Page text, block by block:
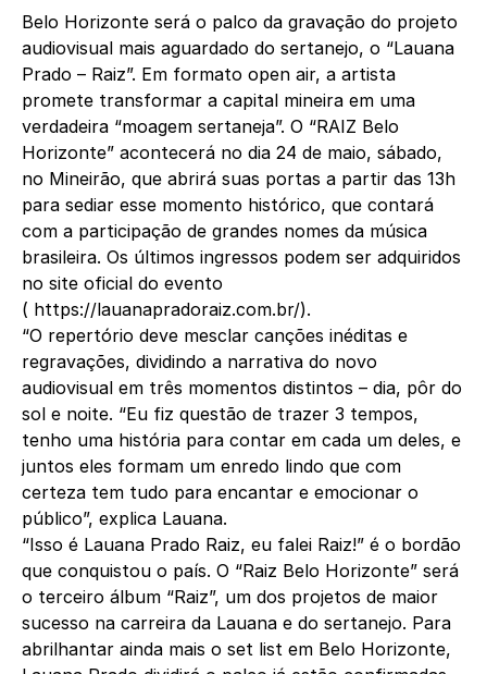
Belo Horizonte será o palco da gravação do projeto
audiovisual mais aguardado do sertanejo, o “Lauana
Prado – Raiz”. Em formato open air, a artista
promete transformar a capital mineira em uma
verdadeira “moagem sertaneja”. O “RAIZ Belo
Horizonte” acontecerá no dia 24 de maio, sábado,
no Mineirão, que abrirá suas portas a partir das 13h
para sediar esse momento histórico, que contará
com a participação de grandes nomes da música
brasileira. Os últimos ingressos podem ser adquiridos
no site oficial do evento
( https://lauanapradoraiz.com.br/).
“O repertório deve mesclar canções inéditas e
regravações, dividindo a narrativa do novo
audiovisual em três momentos distintos – dia, pôr do
sol e noite. “Eu fiz questão de trazer 3 tempos,
tenho uma história para contar em cada um deles, e
juntos eles formam um enredo lindo que com
certeza tem tudo para encantar e emocionar o
público”, explica Lauana.
“Isso é Lauana Prado Raiz, eu falei Raiz!” é o bordão
que conquistou o país. O “Raiz Belo Horizonte” será
o terceiro álbum “Raiz”, um dos projetos de maior
sucesso na carreira da Lauana e do sertanejo. Para
abrilhantar ainda mais o set list em Belo Horizonte,